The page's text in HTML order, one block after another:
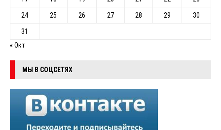
24 25 26 27 28 29 30
31
« Окт
МЫ В СОЦСЕТЯХ